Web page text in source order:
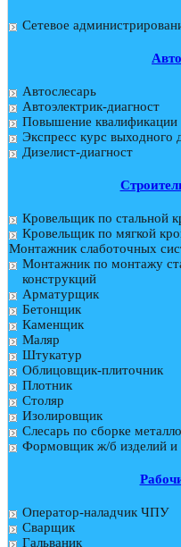
Сетевое
Автослесарь
Автоэлектрик-диагност
Повышение квалификации
Экспресс курс выходного
Дизелист-диагност
Кровельщик по стальной
Кровельщик по мягкой
Монтажник слаботочных
Монтажник по монтажу
конструкций
Арматурщик
Бетонщик
Каменщик
Маляр
Штукатур
Облицовщик-плиточник
Плотник
Столяр
Изолировщик
Слесарь по сборке
Формовщик ж/б изделий и
Оператор-наладчик ЧПУ
Сварщик
Гальваник